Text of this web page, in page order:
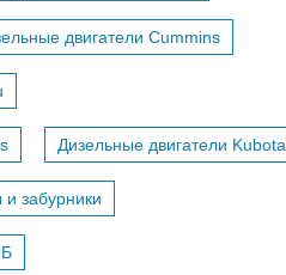
двигатели Cummins
Дизельные двигатели Kubota
и забурники